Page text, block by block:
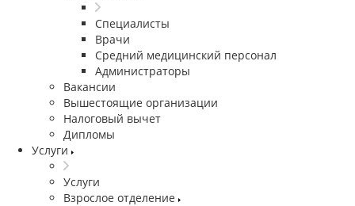
Специалисты
Врачи
Средний медицинский персонал
Администраторы
Вакансии
Вышестоящие организации
Налоговый вычет
Дипломы
Услуги
Услуги
Взрослое отделение